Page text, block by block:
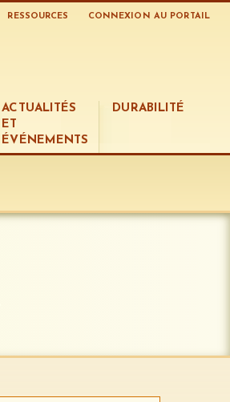
RESSOURCES CONNEXION AU PORTAIL
ACTUALITÉS
ET
ÉVÉNEMENTS
DURABILITÉ